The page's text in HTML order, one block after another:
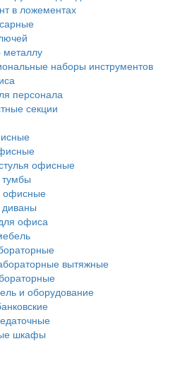
в ложементах
металлу
наборы инструментов
персонала
секции
офисные
офисные
офиса
вытяжные
и оборудование
шкафы